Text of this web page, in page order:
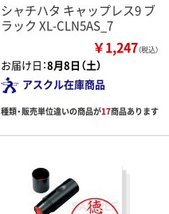
シャチハタ キャップレス9 ブ
ラック XL-CLN5AS_7
￥1,247（税込）
お届け日：8月8日（土）
アスクル在庫商品
種類・販売単位違いの商品が17商品あります